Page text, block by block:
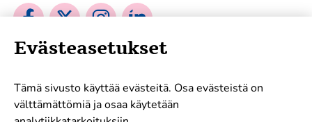
Sosiaalinen
facebook
Sosiaalinen
twitter
Sosiaalinen
instagram
Sosiaalinen
linkedin
Evästeasetukset
Tämä sivusto käyttää evästeitä. Osa evästeistä on
välttämättömiä ja osaa käytetään